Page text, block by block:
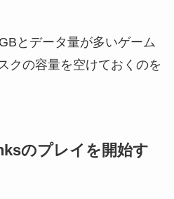
とデータ量が多いゲーム
クの容量を空けておくのを
のプレイを開始す